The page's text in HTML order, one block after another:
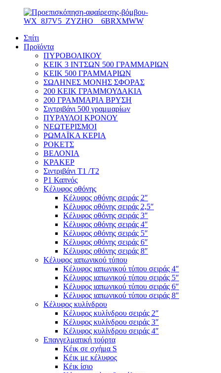
Σπίτι
Προϊόντα
ΠΥΡΟΒΟΛΙΚΟΥ
ΚΕΙΚ 3 ΙΝΤΣΩΝ 500 ΓΡΑΜΜΑΡΙΩΝ
ΚΕΙΚ 500 ΓΡΑΜΜΑΡΙΩΝ
ΣΩΛΗΝΕΣ ΜΟΝΗΣ ΣΦΟΡΑΣ
200 ΚΕΙΚ ΓΡΑΜΜΟΥΔΑΚΙΑ
200 ΓΡΑΜΜΑΡΙΑ ΒΡΥΣΗ
Σιντριβάνι 500 γραμμαρίων
ΠΥΡΑΥΛΟΙ ΚΡΟΝΟΥ
ΝΕΩΤΕΡΙΣΜΟΙ
ΡΩΜΑΪΚΑ ΚΕΡΙΑ
ΡΟΚΕΤΣ
ΒΕΛΟΝΙΑ
ΚΡΑΚΕΡ
Σιντριβάνι T1 /T2
P1 Καπνός
Κέλυφος οθόνης
Κέλυφος οθόνης σειράς 2″
Κέλυφος οθόνης σειράς 2,5″
Κέλυφος οθόνης σειράς 3″
Κέλυφος οθόνης σειράς 4″
Κέλυφος οθόνης σειράς 5″
Κέλυφος οθόνης σειράς 6″
Κέλυφος οθόνης σειράς 8″
Κέλυφος ιαπωνικού τύπου
Κέλυφος ιαπωνικού τύπου σειράς 4″
Κέλυφος ιαπωνικού τύπου σειράς 5″
Κέλυφος ιαπωνικού τύπου σειράς 6″
Κέλυφος ιαπωνικού τύπου σειράς 8″
Κέλυφος κυλίνδρου
Κέλυφος κυλίνδρου σειράς 2″
Κέλυφος κυλίνδρου σειράς 3″
Κέλυφος κυλίνδρου σειράς 4″
Επαγγελματική τούρτα
Κέικ σε σχήμα S
Κέικ με κέλυφος
Κέικ ίσιο